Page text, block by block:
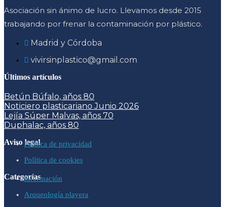
Asociación sin ánimo de lucro. Llevamos desde 2015
trabajando por frenar la contaminación por plástico.
Madrid y Córdoba
vivirsinplastico@gmail.com
Últimos artículos
Betún Búfalo, años 80
Noticiero plasticariano Junio 2026
Lejía Súper Malvas, años 70
Duphalac, años 80
Aviso legalPolítica de privacidad
Política de cookies
Categoríasinformación
Arqueología playera